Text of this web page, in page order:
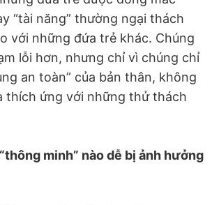
“tài năng” thường ngại thách
với những đứa trẻ khác. Chúng
lỗi hơn, nhưng chỉ vì chúng chỉ
an toàn” của bản thân, không
thích ứng với những thử thách
minh” nào dễ bị ảnh hưởng